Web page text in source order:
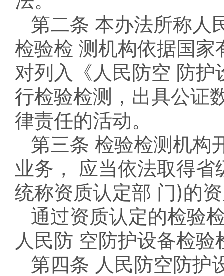
第二条 本办法所称人
检验检 测机构依据国
对列入《人民防空 防
行检验检测，出具公证
律责任的活动。
第三条 检验检测机构
业务， 应当依法取得
统称资质认定部 门)的
通过资质认定的检验
人民防 空防护设备检验
第四条 人民防空防护